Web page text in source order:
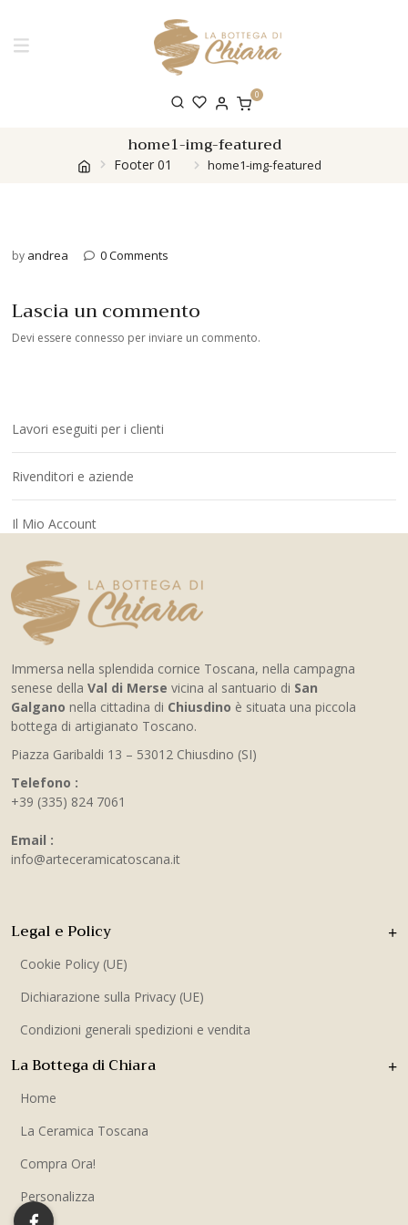
0
home1-img-featured
Footer 01 home1-img-featured
by andrea 0 Comments
Lascia un commento
Devi essere connesso per inviare un commento.
Lavori eseguiti per i clienti
Rivenditori e aziende
Il Mio Account
Immersa nella splendida cornice Toscana, nella campagna
senese della Val di Merse vicina al santuario di San
Galgano nella cittadina di Chiusdino è situata una piccola
bottega di artigianato Toscano.
Piazza Garibaldi 13 – 53012 Chiusdino (SI)
Telefono :
+39 (335) 824 7061
Email :
info@arteceramicatoscana.it
La Bottega di Chiara
Home
La Ceramica Toscana
Compra Ora!
Personalizza
Legal e Policy
Cookie Policy (UE)
Dichiarazione sulla Privacy (UE)
Condizioni generali spedizioni e vendita